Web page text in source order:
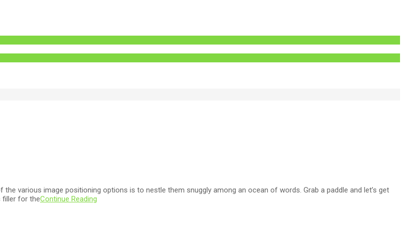
various image positioning options is to nestle them snuggly among an ocean of words. Grab a paddle and let’s get
filler for theContinue Reading